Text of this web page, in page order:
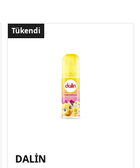
Tükendi
Tükendi
DALİN